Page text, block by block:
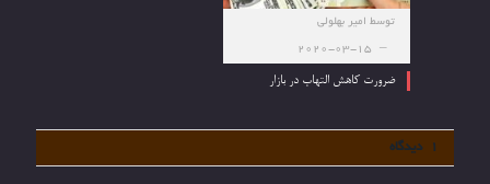
توسط امیر بهلولی
2020-03-15
ضرورت کاهش التهاب در بازار
1 دیدگاه